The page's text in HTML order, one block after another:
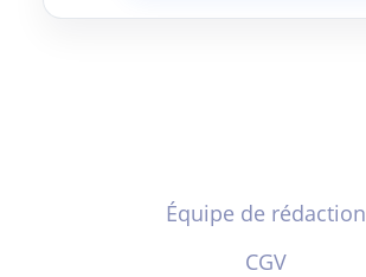
Équipe de rédaction
CGV